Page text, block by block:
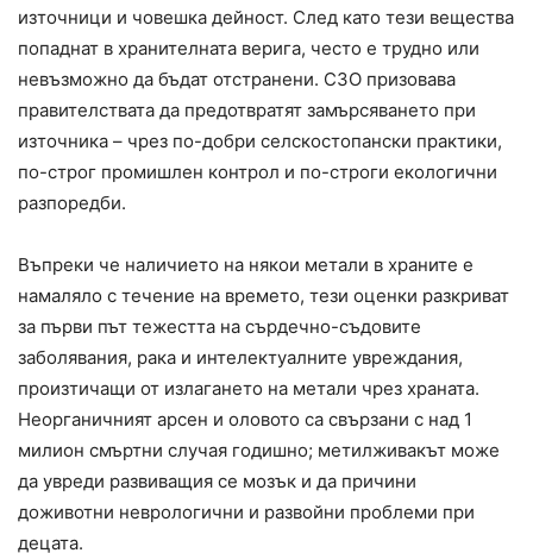
източници и човешка дейност. След като тези вещества
попаднат в хранителната верига, често е трудно или
невъзможно да бъдат отстранени. СЗО призовава
правителствата да предотвратят замърсяването при
източника – чрез по-добри селскостопански практики,
по-строг промишлен контрол и по-строги екологични
разпоредби.
Въпреки че наличието на някои метали в храните е
намаляло с течение на времето, тези оценки разкриват
за първи път тежестта на сърдечно-съдовите
заболявания, рака и интелектуалните увреждания,
произтичащи от излагането на метали чрез храната.
Неорганичният арсен и оловото са свързани с над 1
милион смъртни случая годишно; метилживакът може
да увреди развиващия се мозък и да причини
доживотни неврологични и развойни проблеми при
децата.